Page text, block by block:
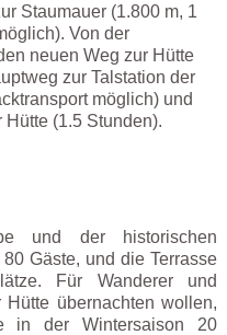
Staumauer (1.800 m, 1
Von der
neuen Weg zur Hütte
zur Talstation der
möglich) und
(1.5 Stunden).
und der historischen
Gäste, und die Terrasse
Für Wanderer und
übernachten wollen,
in der Wintersaison 20